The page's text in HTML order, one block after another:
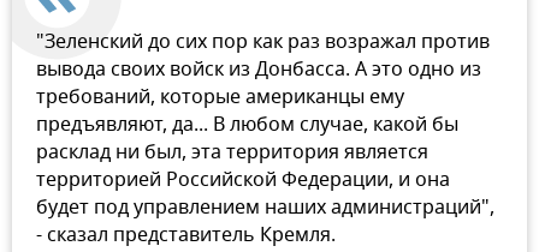
"Зеленский до сих пор как раз возражал против
вывода своих войск из Донбасса. А это одно из
требований, которые американцы ему
предъявляют, да... В любом случае, какой бы
расклад ни был, эта территория является
территорией Российской Федерации, и она
будет под управлением наших администраций",
- сказал представитель Кремля.